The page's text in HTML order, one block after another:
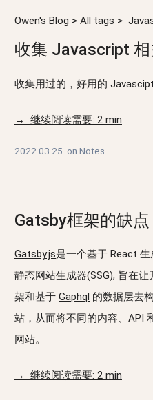
Owen's Blog > All tags >
收集 Javascript
收集用过的，好用的 Javascipt
→ 继续阅读需要: 2 min
2022.03.25 on Notes
Gatsby框架的缺点
Gatsby.js是一个基于 React
静态网站生成器(SSG), 旨在
架和基于 Gaphql 的数据层去
站，从而将不同的内容、API
网站。
→ 继续阅读需要: 2 min